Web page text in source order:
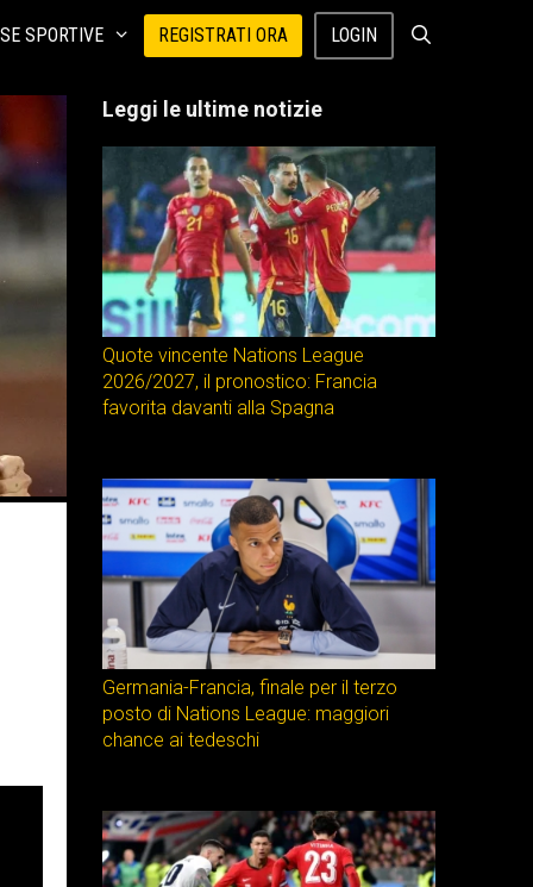
SPORTIVE REGISTRATI ORA LOGIN
Leggi le ultime notizie
Quote vincente Nations League
2026/2027, il pronostico: Francia
favorita davanti alla Spagna
Germania-Francia, finale per il terzo
posto di Nations League: maggiori
chance ai tedeschi